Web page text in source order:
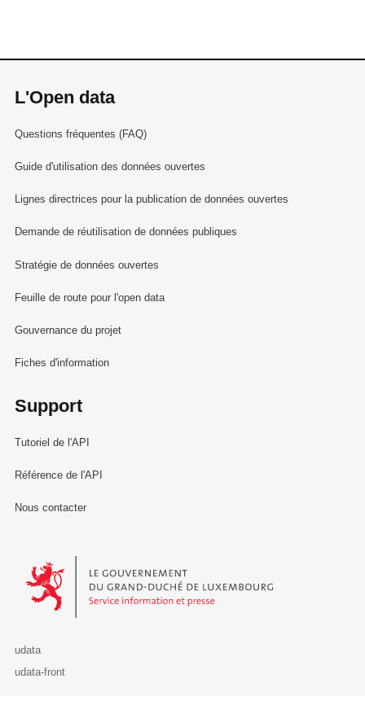
L'Open data
Questions fréquentes (FAQ)
Guide d'utilisation des données ouvertes
Lignes directrices pour la publication de données ouvertes
Demande de réutilisation de données publiques
Stratégie de données ouvertes
Feuille de route pour l'open data
Gouvernance du projet
Fiches d'information
Support
Tutoriel de l'API
Référence de l'API
Nous contacter
Le Gouvernement du Grand-Duché de Luxembourg - Service
udata
udata-front